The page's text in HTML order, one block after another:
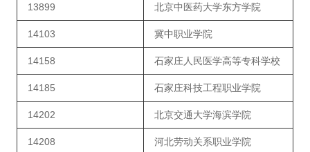
13899 北京中医药大学东方学院
14103 冀中职业学院
14158 石家庄人民医学高等专科学校
14185 石家庄科技工程职业学院
14202 北京交通大学海滨学院
14208 河北劳动关系职业学院